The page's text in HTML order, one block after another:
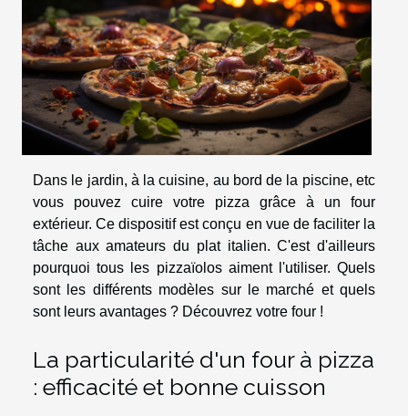
Dans le jardin, à la cuisine, au bord de la piscine, etc
vous pouvez cuire votre pizza grâce à un four
extérieur. Ce dispositif est conçu en vue de faciliter la
tâche aux amateurs du plat italien. C'est d'ailleurs
pourquoi tous les pizzaïolos aiment l'utiliser. Quels
sont les différents modèles sur le marché et quels
sont leurs avantages ? Découvrez votre four !
La particularité d'un four à pizza
: efficacité et bonne cuisson